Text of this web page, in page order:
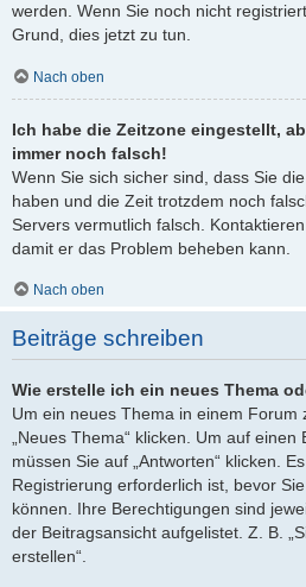
werden. Wenn Sie noch nicht
Grund, dies jetzt zu tun.
Nach oben
Ich habe die Zeitzone eingestellt,
immer noch falsch!
Wenn Sie sich sicher sind, dass Sie
haben und die Zeit trotzdem noch
Servers vermutlich falsch.
damit er das Problem beheben kann.
Nach oben
Beiträge schreiben
Wie erstelle ich ein neues Thema
Um ein neues Thema in einem Forum
„Neues Thema“ klicken. Um auf einen
müssen Sie auf „Antworten“ klicken.
Registrierung erforderlich ist, bevor
können. Ihre Berechtigungen sind
der Beitragsansicht aufgelistet. Z. B.
erstellen“.